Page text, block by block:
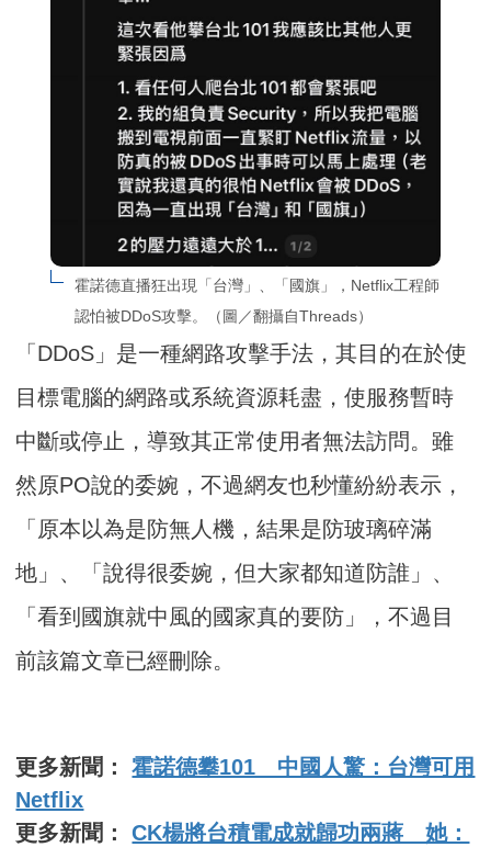
霍諾德直播狂出現「台灣」、「國旗」，Netflix工程師
認怕被DDoS攻擊。（圖／翻攝自Threads）
「DDoS」是一種網路攻擊手法，其目的在於使
目標電腦的網路或系統資源耗盡，使服務暫時
中斷或停止，導致其正常使用者無法訪問。雖
然原PO說的委婉，不過網友也秒懂紛紛表示，
「原本以為是防無人機，結果是防玻璃碎滿
地」、「說得很委婉，但大家都知道防誰」、
「看到國旗就中風的國家真的要防」，不過目
前該篇文章已經刪除。
更多新聞：霍諾德攀101 中國人驚：台灣可用
Netflix
更多新聞：CK楊將台積電成就歸功兩蔣 她：